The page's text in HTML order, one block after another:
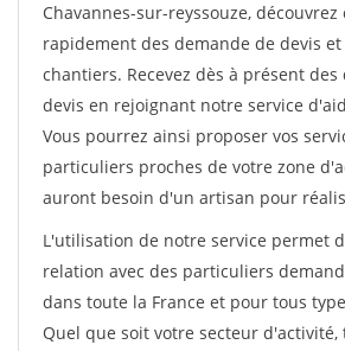
Chavannes-sur-reyssouze,
rapidement des demande de devis
chantiers. Recevez dès à présent des
devis en rejoignant notre service
Vous pourrez ainsi proposer vos
particuliers proches de votre zone
auront besoin d'un artisan pour
L'utilisation de notre service permet
relation avec des particuliers
dans toute la France et pour tous
Quel que soit votre secteur d'activité,